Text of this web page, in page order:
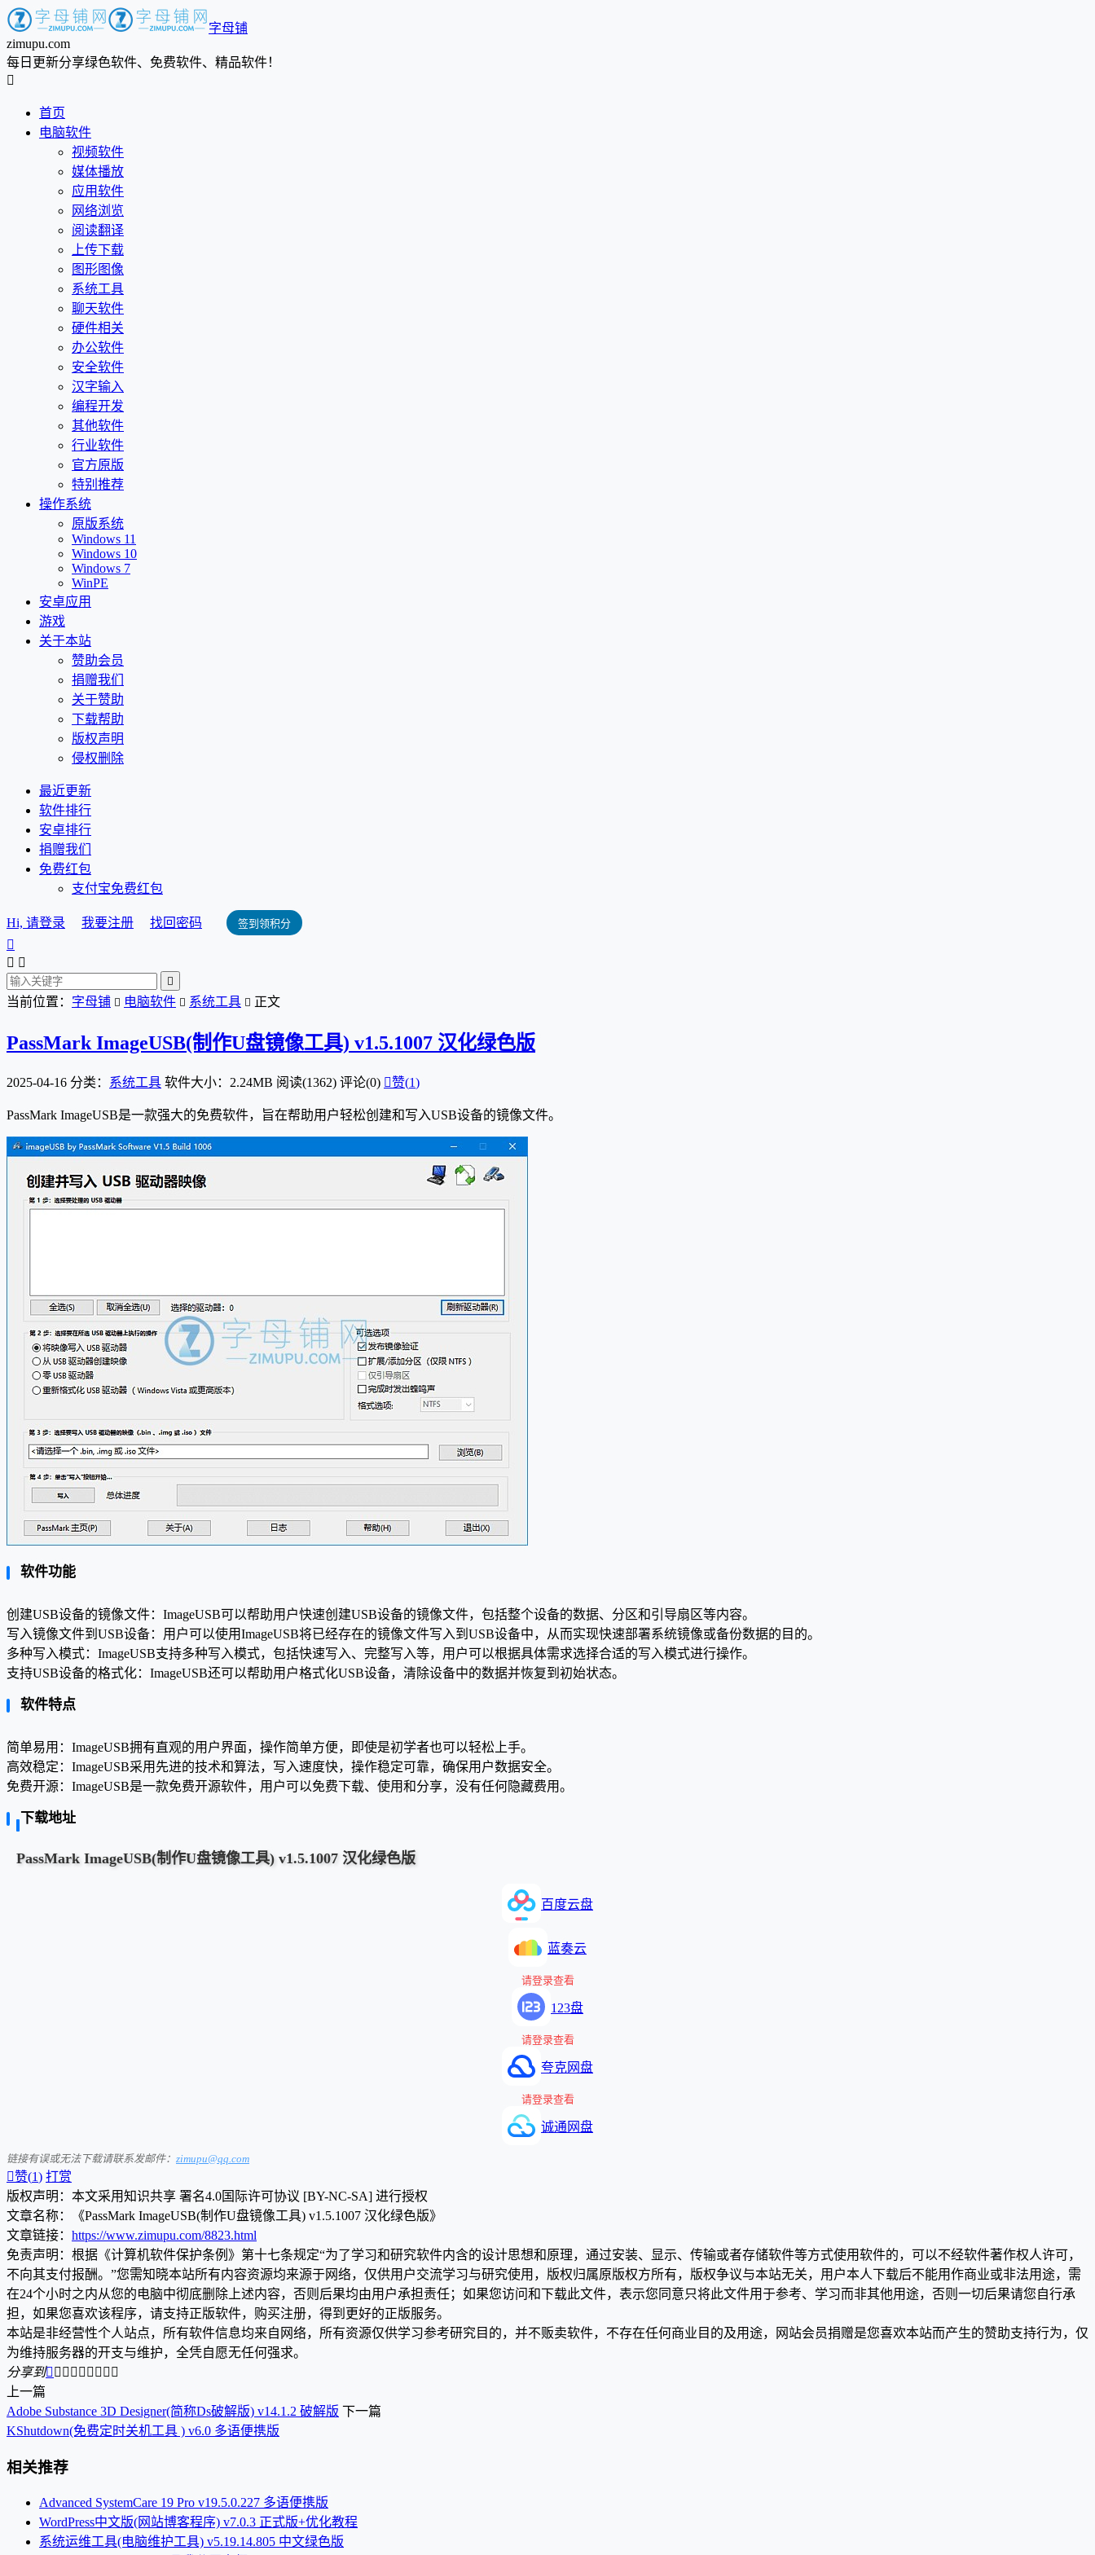
字母铺
zimupu.com
每日更新分享绿色软件、免费软件、精品软件！

首页
电脑软件
视频软件
媒体播放
应用软件
网络浏览
阅读翻译
上传下载
图形图像
系统工具
聊天软件
硬件相关
办公软件
安全软件
汉字输入
编程开发
其他软件
行业软件
官方原版
特别推荐
操作系统
原版系统
Windows 11
Windows 10
Windows 7
WinPE
安卓应用
游戏
关于本站
赞助会员
捐赠我们
关于赞助
下载帮助
版权声明
侵权删除
最近更新
软件排行
安卓排行
捐赠我们
免费红包
支付宝免费红包
Hi, 请登录 我要注册 找回密码 签到领积分

 

当前位置： 字母铺  电脑软件  系统工具  正文
PassMark ImageUSB(制作U盘镜像工具) v1.5.1007 汉化绿色版
2025-04-16 分类： 系统工具 软件大小：2.24MB 阅读(1362) 评论(0) 赞(1)
PassMark ImageUSB是一款强大的免费软件，旨在帮助用户轻松创建和写入USB设备的镜像文件。
软件功能
创建USB设备的镜像文件：ImageUSB可以帮助用户快速创建USB设备的镜像文件，包括整个设备的数据、分区和引导扇区等内容。
写入镜像文件到USB设备：用户可以使用ImageUSB将已经存在的镜像文件写入到USB设备中，从而实现快速部署系统镜像或备份数据的目的。
多种写入模式：ImageUSB支持多种写入模式，包括快速写入、完整写入等，用户可以根据具体需求选择合适的写入模式进行操作。
支持USB设备的格式化：ImageUSB还可以帮助用户格式化USB设备，清除设备中的数据并恢复到初始状态。
软件特点
简单易用：ImageUSB拥有直观的用户界面，操作简单方便，即使是初学者也可以轻松上手。
高效稳定：ImageUSB采用先进的技术和算法，写入速度快，操作稳定可靠，确保用户数据安全。
免费开源：ImageUSB是一款免费开源软件，用户可以免费下载、使用和分享，没有任何隐藏费用。
下载地址
PassMark ImageUSB(制作U盘镜像工具) v1.5.1007 汉化绿色版
百度云盘
蓝奏云
请登录查看
123盘
请登录查看
夸克网盘
请登录查看
诚通网盘
链接有误或无法下载请联系发邮件： zimupu@qq.com
赞(1) 打赏
版权声明：本文采用知识共享 署名4.0国际许可协议 [BY-NC-SA] 进行授权
文章名称：《PassMark ImageUSB(制作U盘镜像工具) v1.5.1007 汉化绿色版》
文章链接： https://www.zimupu.com/8823.html
免责声明：根据《计算机软件保护条例》第十七条规定“为了学习和研究软件内含的设计思想和原理，通过安装、显示、传输或者存储软件等方式使用软件的，可以不经软件著作权人许可，
不向其支付报酬。”您需知晓本站所有内容资源均来源于网络，仅供用户交流学习与研究使用，版权归属原版权方所有，版权争议与本站无关，用户本人下载后不能用作商业或非法用途，需
在24个小时之内从您的电脑中彻底删除上述内容，否则后果均由用户承担责任；如果您访问和下载此文件，表示您同意只将此文件用于参考、学习而非其他用途，否则一切后果请您自行承
担，如果您喜欢该程序，请支持正版软件，购买注册，得到更好的正版服务。
本站是非经营性个人站点，所有软件信息均来自网络，所有资源仅供学习参考研究目的，并不贩卖软件，不存在任何商业目的及用途，网站会员捐赠是您喜欢本站而产生的赞助支持行为，仅
为维持服务器的开支与维护，全凭自愿无任何强求。
分享到        
上一篇
Adobe Substance 3D Designer(简称Ds破解版) v14.1.2 破解版 下一篇
KShutdown(免费定时关机工具 ) v6.0 多语便携版
相关推荐
Advanced SystemCare 19 Pro v19.5.0.227 多语便携版
WordPress中文版(网站博客程序) v7.0.3 正式版+优化教程
系统运维工具(电脑维护工具) v5.19.14.805 中文绿色版